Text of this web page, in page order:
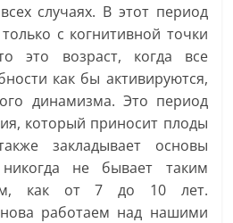
случаях. В этот период
с когнитивной точки
это возраст, когда все
как бы активируются,
динамизма. Это период
который приносит плоды
закладывает основы
не бывает таким
как от 7 до 10 лет.
работаем над нашими